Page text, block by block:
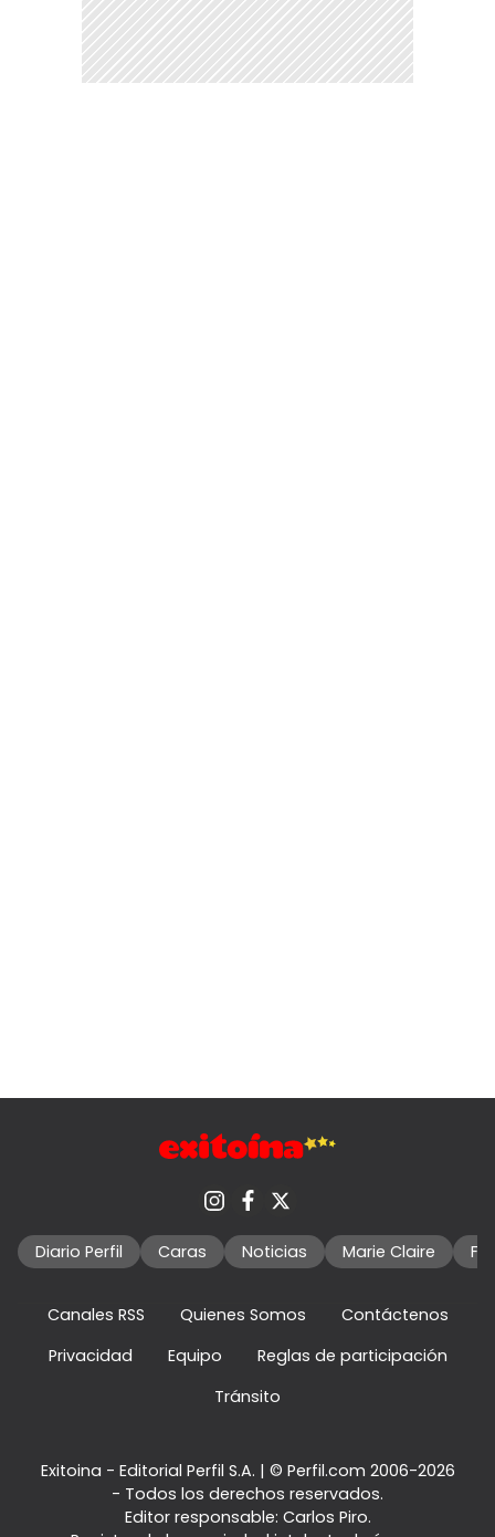
Diario Perfil Caras Noticias Marie Claire
Canales RSS Quienes Somos
Contáctenos
Privacidad
Equipo
Reglas de participación
Tránsito
Exitoina - Editorial Perfil S.A. | © Perfil.com 2006-2026
- Todos los derechos reservados.
Editor responsable: Carlos Piro.